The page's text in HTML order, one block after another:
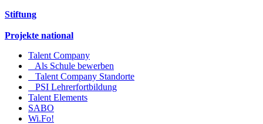
Stiftung
Projekte national
Talent Company
Als Schule bewerben
Talent Company Standorte
PSI Lehrerfortbildung
Talent Elements
SABO
Wi.Fo!